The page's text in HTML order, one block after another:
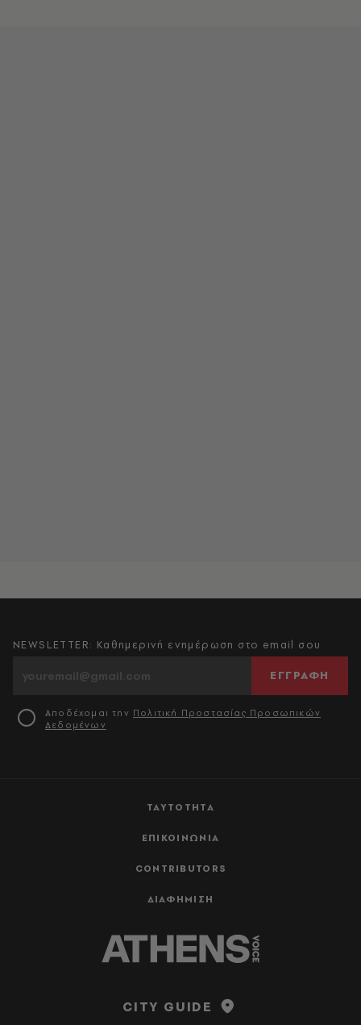
ΤΑΥΤΟΤΗΤΑ
ΕΠΙΚΟΙΝΩΝΙΑ
CONTRIBUTORS
ΔΙΑΦΗΜΙΣΗ
NEWSLETTER: Καθημερινή ενημέρωση στο email σου
ΕΓΓΡΑΦΗ
Αποδέχομαι την Πολιτική Προστασίας Προσωπικών
Δεδομένων
CITY GUIDE